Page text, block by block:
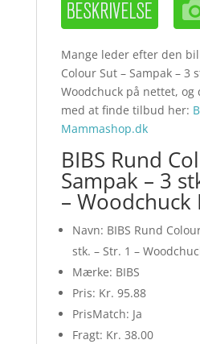
Mange leder efter den
Colour Sut – Sampak – 3
Woodchuck på nettet,
med at finde tilbud her:
Mammashop.dk
BIBS Rund
Sampak – 3
– Woodchuck
Navn: BIBS Rund
stk. – Str. 1 –
Mærke: BIBS
Pris: Kr. 95.88
PrisMatch: Ja
Fragt: Kr. 38.00